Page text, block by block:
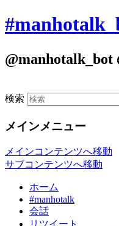
検索
メインメニュー
メインコンテンツへ移動
サブコンテンツへ移動
ホーム
#manhotalk
会話